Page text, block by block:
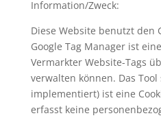
Information/Zweck:
Diese Website benutzt den
Google Tag Manager ist
Vermarkter Website-Tags
verwalten können. Das Tool
implementiert) ist eine
erfasst keine